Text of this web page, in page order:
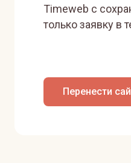
Timeweb с
только заявку в
Перенести